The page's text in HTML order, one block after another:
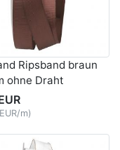
Ripsband braun
ohne Draht
m)